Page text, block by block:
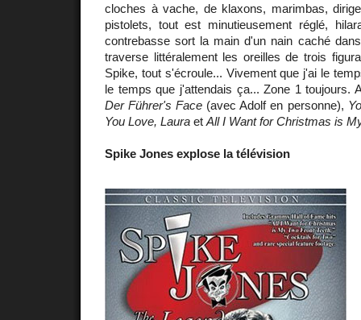
cloches à vache, de klaxons, marimbas,
pistolets, tout est minutieusement réglé,
contrebasse sort la main d'un nain caché
traverse littéralement les oreilles de trois
Spike, tout s'écroule... Vivement que j'ai le
le temps que j'attendais ça... Zone 1 toujours.
Der Führer's Face (avec Adolf en personne),
You Love, Laura et All I Want for Christmas is
Spike Jones explose la télévision